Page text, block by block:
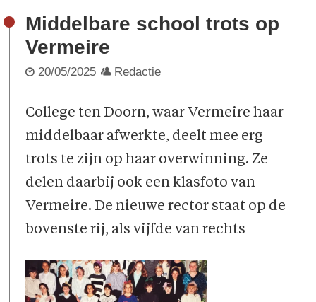
Middelbare school trots op
Vermeire
20/05/2025 Redactie
College ten Doorn, waar Vermeire haar
middelbaar afwerkte, deelt mee erg
trots te zijn op haar overwinning. Ze
delen daarbij ook een klasfoto van
Vermeire. De nieuwe rector staat op de
bovenste rij, als vijfde van rechts